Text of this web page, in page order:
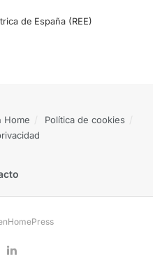
de España (REE)
Home
Política de cookies